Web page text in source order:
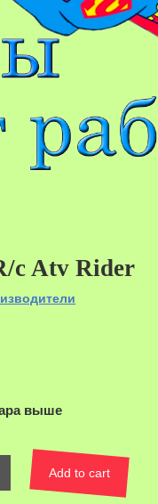
c Atv Rider
выше
Add to cart